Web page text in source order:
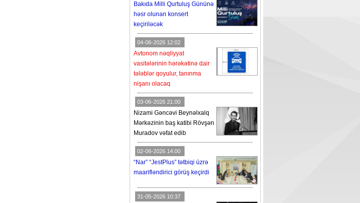
Bakıda Milli Qurtuluş Gününə
həsr olunan konsert
keçiriləcək
04-06-2026 12:02
Avtonom nəqliyyat
vasitələrinin hərəkətinə dair
tələblər qoyulur, tanınma
nişanı olacaq
03-06-2026 21:00
Nizami Gəncəvi Beynəlxalq
Mərkəzinin baş katibi Rövşən
Muradov vəfat edib
02-06-2026 14:00
“Nar” “JestPlus” tətbiqi üzrə
maarifləndirici görüş keçirdi
31-05-2026 10:37